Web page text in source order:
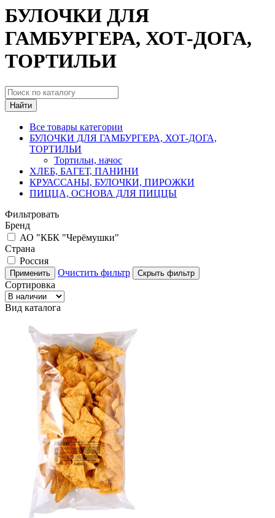
БУЛОЧКИ ДЛЯ
ГАМБУРГЕРА, ХОТ-ДОГА,
ТОРТИЛЬИ
Найти
Все товары категории
БУЛОЧКИ ДЛЯ ГАМБУРГЕРА, ХОТ-ДОГА,
ТОРТИЛЬИ
Тортильи, начос
ХЛЕБ, БАГЕТ, ПАНИНИ
КРУАССАНЫ, БУЛОЧКИ, ПИРОЖКИ
ПИЦЦА, ОСНОВА ДЛЯ ПИЦЦЫ
Фильтровать
Бренд
АО "КБК "Черёмушки"
Страна
Россия
Применить Очистить фильтр Скрыть фильтр
Сортировка
Вид каталога